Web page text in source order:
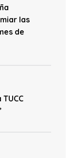
las
de